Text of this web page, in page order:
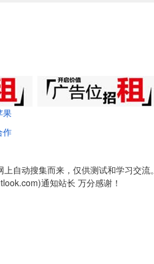
果
作
自动搜集而来，仅供测试和学习交流。
通知站长 万分感谢！